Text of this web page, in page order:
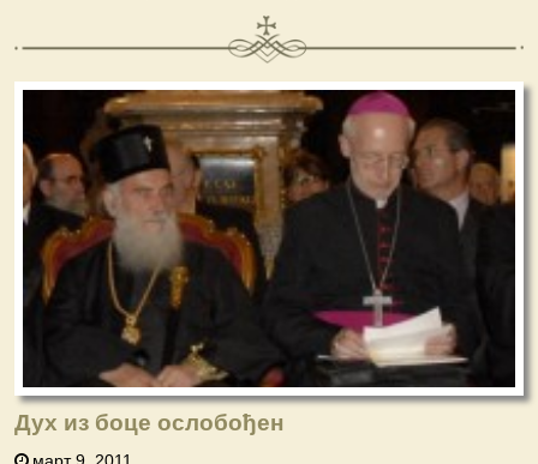
Дух из боце ослобођен